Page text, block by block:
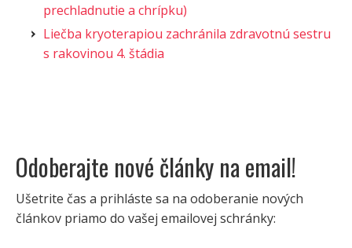
prechladnutie a chrípku)
Liečba kryoterapiou zachránila zdravotnú sestru
s rakovinou 4. štádia
Odoberajte nové články na email!
Ušetrite čas a prihláste sa na odoberanie nových
článkov priamo do vašej emailovej schránky: